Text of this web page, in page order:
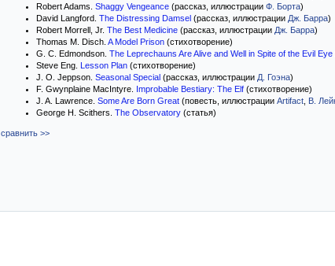
Robert Adams. Shaggy Vengeance (рассказ, иллюстрации Ф. Борта)
David Langford. The Distressing Damsel (рассказ, иллюстрации Дж. Барра)
Robert Morrell, Jr. The Best Medicine (рассказ, иллюстрации Дж. Барра)
Thomas M. Disch. A Model Prison (стихотворение)
G. C. Edmondson. The Leprechauns Are Alive and Well in Spite of the Evil Eye
Steve Eng. Lesson Plan (стихотворение)
J. O. Jeppson. Seasonal Special (рассказ, иллюстрации Д. Гоэна)
F. Gwynplaine MacIntyre. Improbable Bestiary: The Elf (стихотворение)
J. A. Lawrence. Some Are Born Great (повесть, иллюстрации Artifact В.
George H. Scithers. The Observatory (статья)
сравнить >>